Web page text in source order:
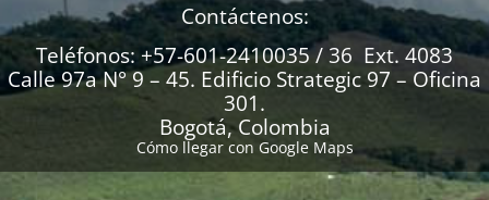
Contáctenos:
Teléfonos: +57-601-2410035 / 36 Ext. 4083
Calle 97a N° 9 – 45. Edificio Strategic 97 – Oficina
301.
Bogotá, Colombia
Cómo llegar con Google Maps